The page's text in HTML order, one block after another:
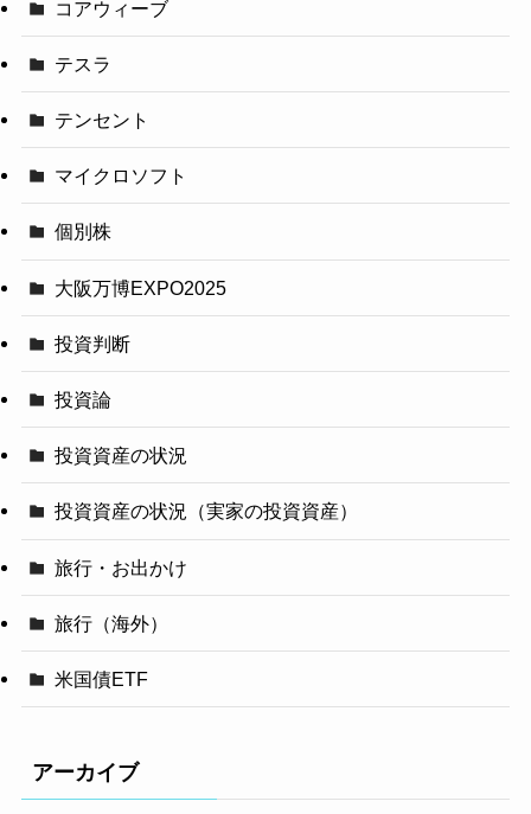
コアウィーブ
テスラ
テンセント
マイクロソフト
個別株
大阪万博EXPO2025
投資判断
投資論
投資資産の状況
投資資産の状況（実家の投資資産）
旅行・お出かけ
旅行（海外）
米国債ETF
アーカイブ